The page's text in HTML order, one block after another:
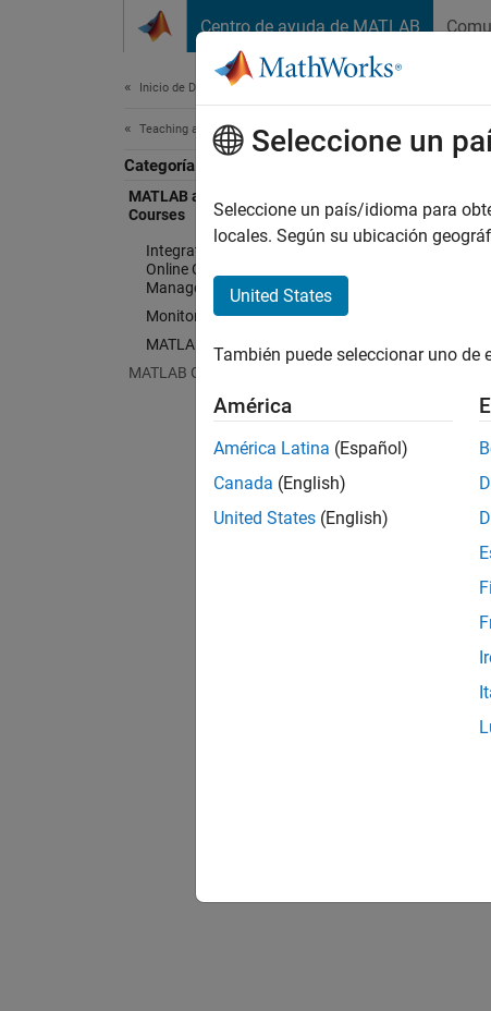
Centro de ayuda de MATLAB
Inicio de Documentación
Teaching and Learning
Categoría
MATLAB and Simulink Online
Courses
Integrate MATLAB and Simulink
Online Courses with Learning
Management System (LMS)
Monitor Learner Progress
MATLAB Course Designer
MATLAB Grader
Seleccione un
Seleccione un país/idioma para
locales. Según su ubicación
United States
También puede seleccionar uno de
América
América Latina (Español)
Canada (English)
United States (English)